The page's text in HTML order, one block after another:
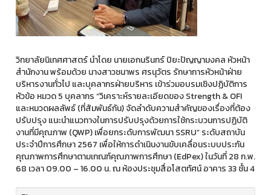
วิทยาลัยนิเทศศาสตร์ นำโดย นายเอกนรินทร์ ปิยะปัญญามงคล หัวหน้า
สำนักงาน พร้อมด้วย นางสาวชนาพร ศรนุวัตร รักษาการหัวหน้าฝ่าย
บริหารงานทั่วไป และบุคลากรฝ่ายบริหาร เข้าร่วมอบรมเชิงปฏิบัติการ
หัวข้อ หมวด 5 บุคลากร “วิเคราะห์รายละเอียดของ Strength & OFI
และหมวดผลลัพธ์ (ที่สัมพันธ์กัน) จัดลำดับความสำคัญของเรื่องที่ต้อง
ปรับปรุง แนะนำแนวทางในการปรับปรุงด้วยการใช้กระบวนการปฏิบัติ
งานที่มีคุณภาพ (QWP) เพื่อยกระดับการพัฒนา SSRU” ระดับสถาบัน
ประจำปีการศึกษา 2567 เพื่อให้การดำเนินงานขับเคลื่อนระบบประกัน
คุณภาพการศึกษาตามเกณฑ์คุณภาพการศึกษา (EdPex) ในวันที่ 28 ก.พ.
68 เวลา 09.00 – 16.00 น. ณ ห้องประชุมสื่อโสตทัศน์ อาคาร 33 ชั้น 4